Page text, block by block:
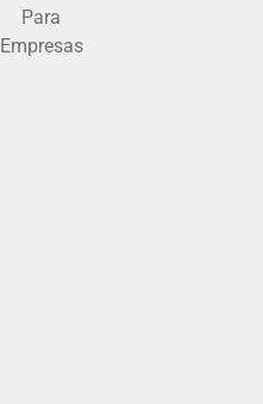
Para
Empresas